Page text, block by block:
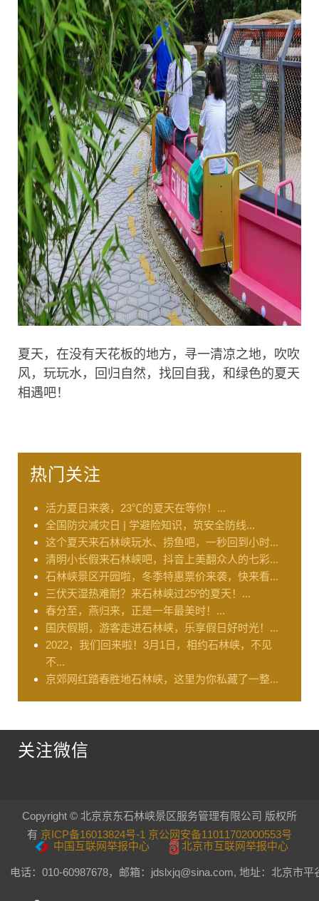
夏天，在没有天花板的地方，寻一清凉之地，吹吹
风，玩玩水，回归自然，找回自我，和绿色的夏天
相遇吧！
热门关注
活力夏日来袭，23℃的夏天在等你！...
全国防灾减灾日 | 学避险知识，筑安全防线...
这个夏天来石林峡玩水、捞鱼吧，一秒回到小时...
清明小长假来石林峡吧，抖音上美翻众人的七彩...
石林峡景区开园啦，冬季特惠票价来袭，快来看...
三伏天湿热难耐？来石林峡过25º的夏天！...
春分至，燕归来，正是一年最美时！...
国庆假期，游客走进石林峡，乐享假日好时光！...
2022，我们回来啦！3月1日，相约石林峡，不见
不...
京郊网红踏春胜地石林峡，这里为你私藏了一整...
关注微信
Copyright © 北京京东石林峡景区服务管理有限公司 版权所
有 京ICP备16013824号-1 京公网安备11011702000553号
中国互联网举报中心
北京市互联网举报中心
电话：010-60987678，邮箱：jdslxjq@sina.com, 地址：北京市